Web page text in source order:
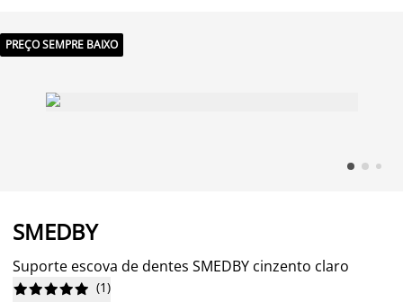
PREÇO SEMPRE BAIXO
SMEDBY
Suporte escova de dentes SMEDBY cinzento claro





 (1)